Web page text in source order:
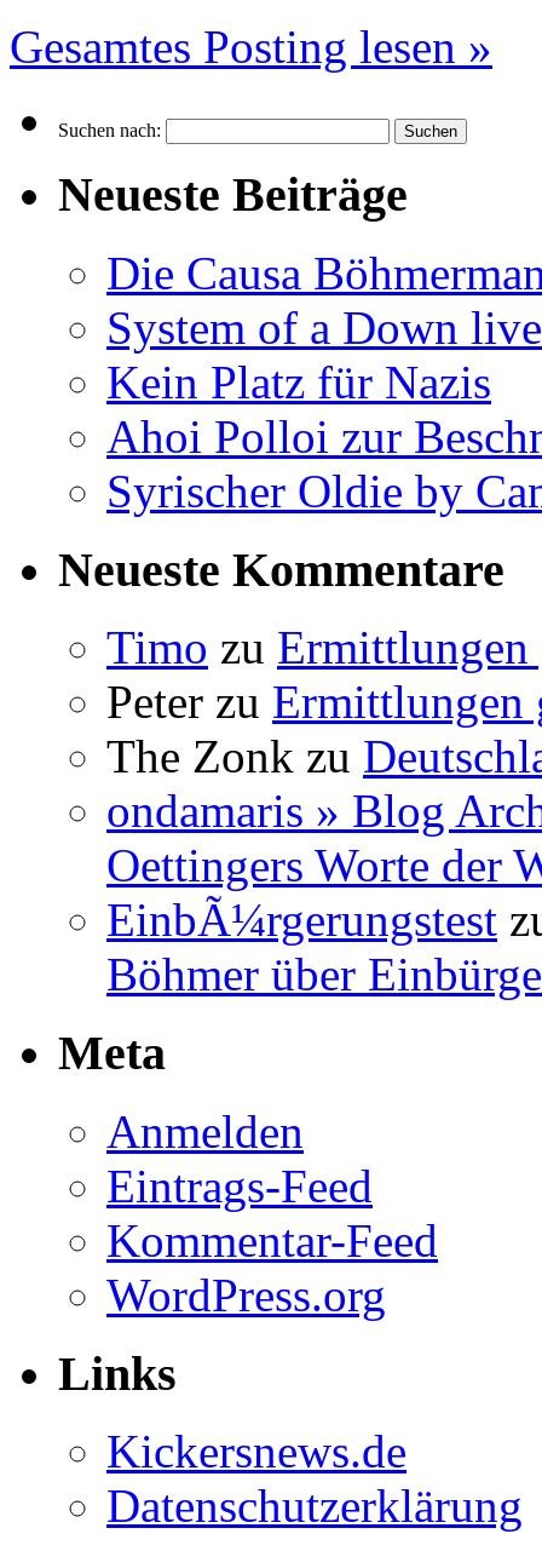
Gesamtes Posting lesen »
Suchen nach:
Neueste Beiträge
Die Causa
System of a Down
Kein Platz für Nazis
Ahoi Polloi zur
Syrischer Oldie by
Neueste Kommentare
Timo zu Ermittlungen
Peter zu Ermittlungen
The Zonk zu
ondamaris » Blog
Oettingers Worte der
EinbÃ¼rgerungstest
Böhmer über
Meta
Anmelden
Eintrags-Feed
Kommentar-Feed
WordPress.org
Links
Kickersnews.de
Datenschutzerklärung